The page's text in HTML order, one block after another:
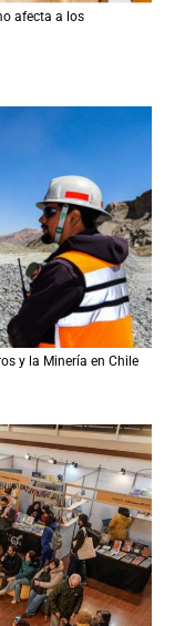
afecta a los
y la Minería en Chile